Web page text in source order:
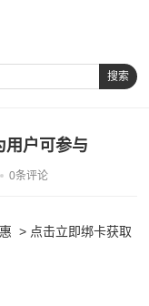
搜索
用户可参与
0条评论
> 点击立即绑卡获取